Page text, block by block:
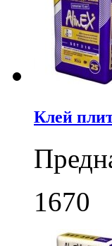
Клей
1670